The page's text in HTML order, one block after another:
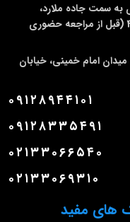
های مفید
سمت جاده ملارد،
فردیس، منطقه دو، خیابان احترامی، پلاک 41 (قبل از مراجعه حضوری
امام خمینی، خیابان
۰۹۱۲۸۹۴۴۱۰۱
۰۹۱۲۸۳۳۵۴۹۱
۰۲۱۳۳۰۶۶۵۴۰
۰۲۱۳۳۰۶۹۳۱۰